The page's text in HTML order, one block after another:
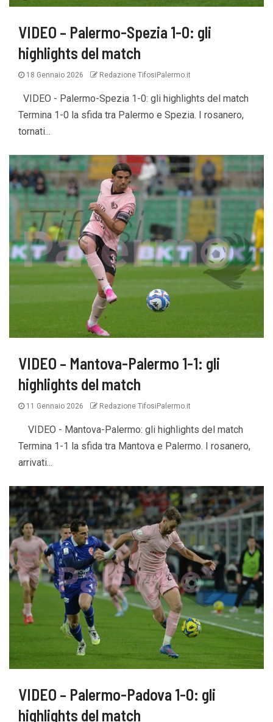
VIDEO – Palermo-Spezia 1-0: gli
highlights del match
18 Gennaio 2026 Redazione TifosiPalermo.it
VIDEO - Palermo-Spezia 1-0: gli highlights del match
Termina 1-0 la sfida tra Palermo e Spezia. I rosanero,
tornati...
VIDEO – Mantova-Palermo 1-1: gli
highlights del match
11 Gennaio 2026 Redazione TifosiPalermo.it
VIDEO - Mantova-Palermo: gli highlights del match
Termina 1-1 la sfida tra Mantova e Palermo. I rosanero,
arrivati...
VIDEO – Palermo-Padova 1-0: gli
highlights del match